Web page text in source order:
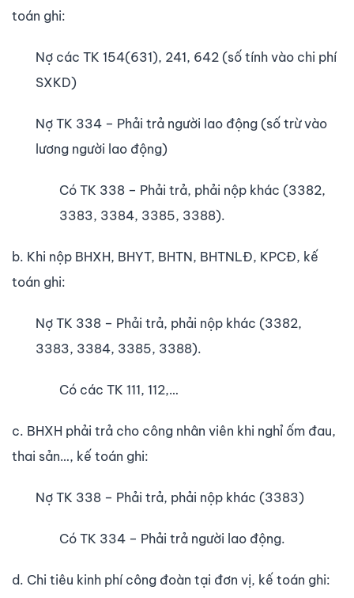
toán ghi:
Nợ các TK 154(631), 241, 642 (số tính vào chi phí
SXKD)
Nợ TK 334 – Phải trả người lao động (số trừ vào
lương người lao động)
Có TK 338 – Phải trả, phải nộp khác (3382,
3383, 3384, 3385, 3388).
b. Khi nộp BHXH, BHYT, BHTN, BHTNLĐ, KPCĐ, kế
toán ghi:
Nợ TK 338 – Phải trả, phải nộp khác (3382,
3383, 3384, 3385, 3388).
Có các TK 111, 112,…
c. BHXH phải trả cho công nhân viên khi nghỉ ốm đau,
thai sản…, kế toán ghi:
Nợ TK 338 – Phải trả, phải nộp khác (3383)
Có TK 334 – Phải trả người lao động.
d. Chi tiêu kinh phí công đoàn tại đơn vị, kế toán ghi: